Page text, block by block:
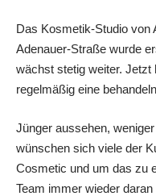
Das Kosmetik-Studio von
Adenauer-Straße wurde
wächst stetig weiter. Jetzt
regelmäßig eine
Jünger aussehen,
wünschen sich viele der
Cosmetic und um das zu
Team immer wieder